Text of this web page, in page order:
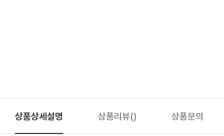
상품상세설명 상품리뷰() 상품문의